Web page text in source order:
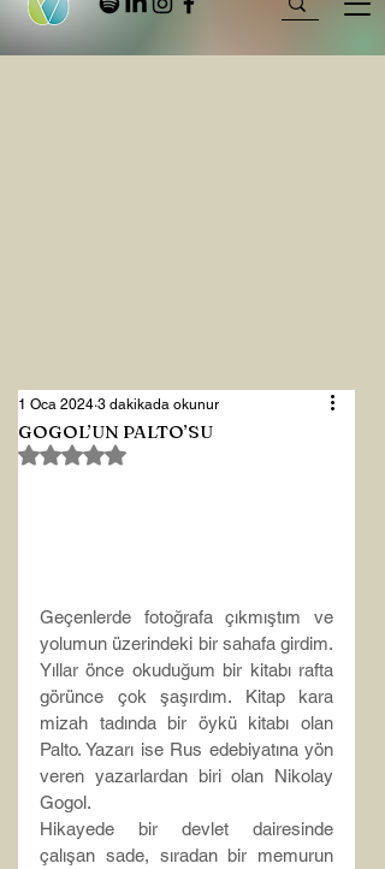
GOGOL’UN PALTO’SU
1 Oca 2024 3 dakikada okunur
5 üzerinden NaN yıldız
Geçenlerde fotoğrafa çıkmıştım ve
yolumun üzerindeki bir sahafa girdim.
Yıllar önce okuduğum bir kitabı rafta
görünce çok şaşırdım. Kitap kara
mizah tadında bir öykü kitabı olan
Palto. Yazarı ise Rus edebiyatına yön
veren yazarlardan biri olan Nikolay
Gogol.
Hikayede bir devlet dairesinde
çalışan sade, sıradan bir memurun